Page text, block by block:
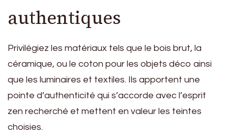
authentiques
Privilégiez les matériaux tels que le bois brut, la
céramique, ou le coton pour les objets déco ainsi
que les luminaires et textiles. Ils apportent une
pointe d’authenticité qui s’accorde avec l’esprit
zen recherché et mettent en valeur les teintes
choisies.